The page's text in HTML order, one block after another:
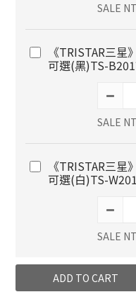
SALE
《TRISTAR三
可選(黑)TS-
SALE
《TRISTAR三
可選(白)TS-
SALE
ADD TO CART